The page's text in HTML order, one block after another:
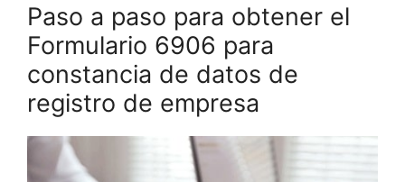
Paso a paso para obtener el
Formulario 6906 para
constancia de datos de
registro de empresa